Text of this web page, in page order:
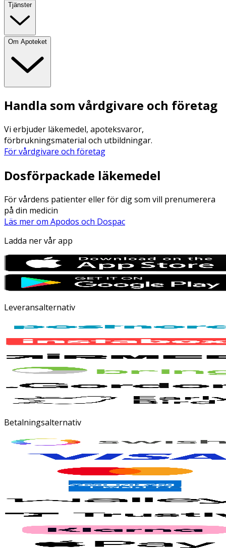
Tjänster
Om Apoteket
Handla som vårdgivare och företag
Vi erbjuder läkemedel, apoteksvaror,
förbrukningsmaterial och utbildningar.
För vårdgivare och företag
Dosförpackade läkemedel
För vårdens patienter eller för dig som vill prenumerera
på din medicin
Läs mer om Apodos och Dospac
Ladda ner vår app
Leveransalternativ
Betalningsalternativ